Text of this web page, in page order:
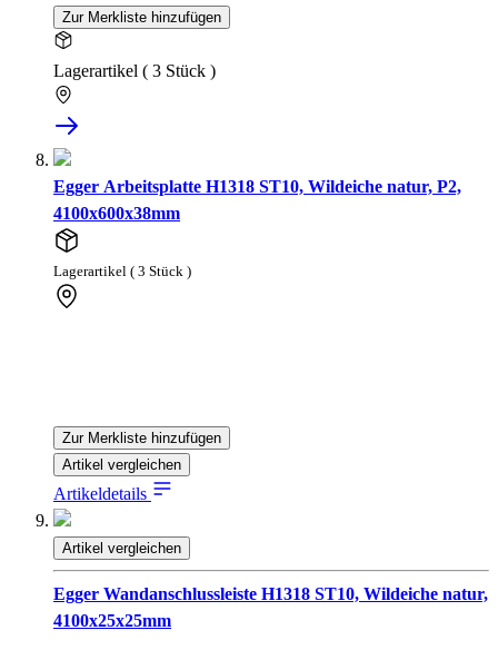
Zur Merkliste hinzufügen
Lagerartikel ( 3 Stück )
Egger Arbeitsplatte H1318 ST10, Wildeiche natur, P2,
4100x600x38mm
Lagerartikel ( 3 Stück )
Zur Merkliste hinzufügen
Artikel vergleichen
Artikeldetails
Artikel vergleichen
Egger Wandanschlussleiste H1318 ST10, Wildeiche natur,
4100x25x25mm